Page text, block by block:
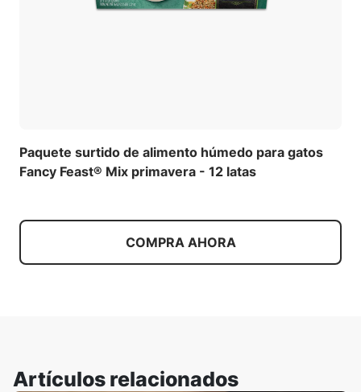
Paquete surtido de alimento húmedo para gatos
Fancy Feast® Mix primavera - 12 latas
COMPRA AHORA
Artículos relacionados